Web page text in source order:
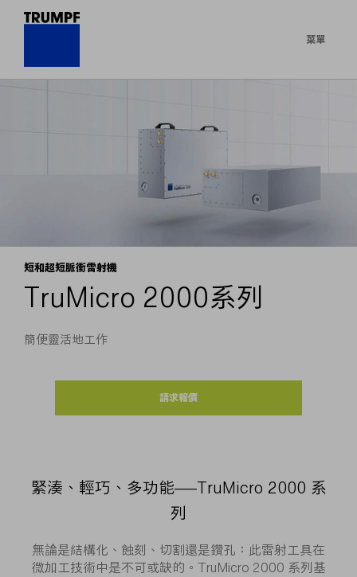
菜單
短和超短脈衝雷射機
TruMicro 2000系列
簡便靈活地工作
請求報價
緊湊、輕巧、多功能——TruMicro 2000 系
列
無論是結構化、蝕刻、切割還是鑽孔：此雷射工具在
微加工技術中是不可或缺的。TruMicro 2000 系列基